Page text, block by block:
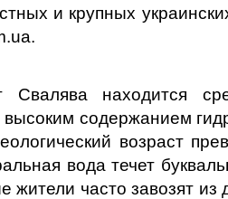
и крупных
Свалява находится
содержанием
возраст
вода течет
часто завозят из